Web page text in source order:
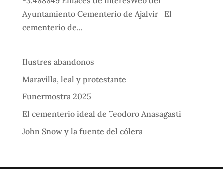
Ayuntamiento Cementerio de Ajalvir El
cementerio de...
Ilustres abandonos
Maravilla, leal y protestante
Funermostra 2025
El cementerio ideal de Teodoro Anasagasti
John Snow y la fuente del cólera